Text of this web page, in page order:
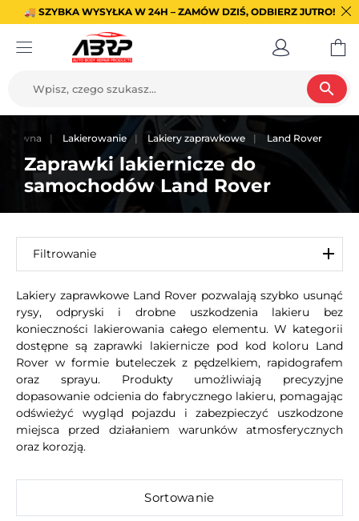
🚚 SZYBKA WYSYŁKA W 24H – ZAMÓW DZIŚ, ODBIERZ JUTRO!
search
główna Lakierowanie Lakiery zaprawkowe Land Rover
Zaprawki lakiernicze do
samochodów Land Rover
Filtrowanie
Lakiery zaprawkowe Land Rover pozwalają szybko usunąć
rysy, odpryski i drobne uszkodzenia lakieru bez
konieczności lakierowania całego elementu. W kategorii
dostępne są zaprawki lakiernicze pod kod koloru Land
Rover w formie buteleczek z pędzelkiem, rapidografem
oraz sprayu. Produkty umożliwiają precyzyjne
dopasowanie odcienia do fabrycznego lakieru, pomagając
odświeżyć wygląd pojazdu i zabezpieczyć uszkodzone
miejsca przed działaniem warunków atmosferycznych
oraz korozją.
Sortowanie